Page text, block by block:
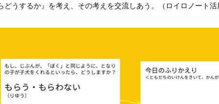
うするか』を考え、その考えを交流しあう。（ロイロノート活